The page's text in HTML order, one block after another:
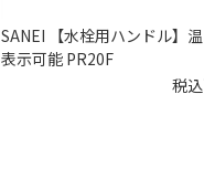
SANEI 【水栓用ハンドル】
表示可能 PR20F
税込